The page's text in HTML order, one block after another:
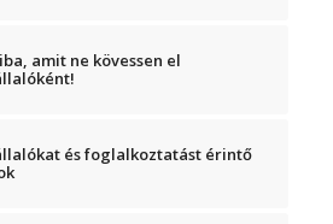
amit ne kövessen el
és foglalkoztatást érintő